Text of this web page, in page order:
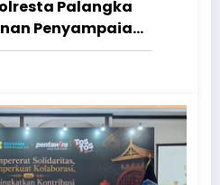
Palangka
Penyampaian
Pemuda